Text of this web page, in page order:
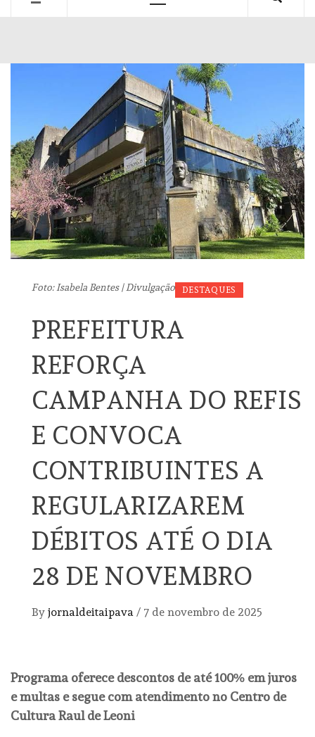
Foto: Isabela Bentes | Divulgação DESTAQUES
PREFEITURA
REFORÇA
CAMPANHA DO REFIS
E CONVOCA
CONTRIBUINTES A
REGULARIZAREM
DÉBITOS ATÉ O DIA
28 DE NOVEMBRO
By jornaldeitaipava / 7 de novembro de 2025
Programa oferece descontos de até 100% em juros
e multas e segue com atendimento no Centro de
Cultura Raul de Leoni